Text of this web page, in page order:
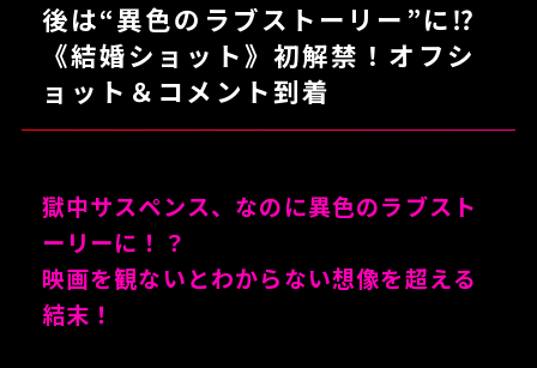
後は“異色のラブストーリー”に⁉
《結婚ショット》初解禁！オフシ
ョット＆コメント到着
獄中サスペンス、なのに異色のラブスト
ーリーに！？
映画を観ないとわからない想像を超える
結末！